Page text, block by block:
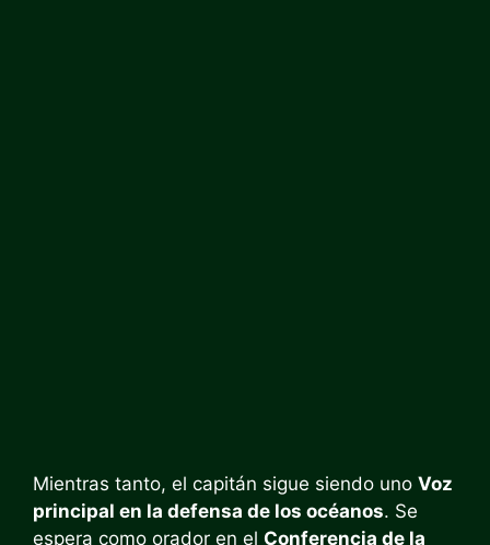
Mientras tanto, el capitán sigue siendo uno Voz
principal en la defensa de los océanos. Se
espera como orador en el Conferencia de la